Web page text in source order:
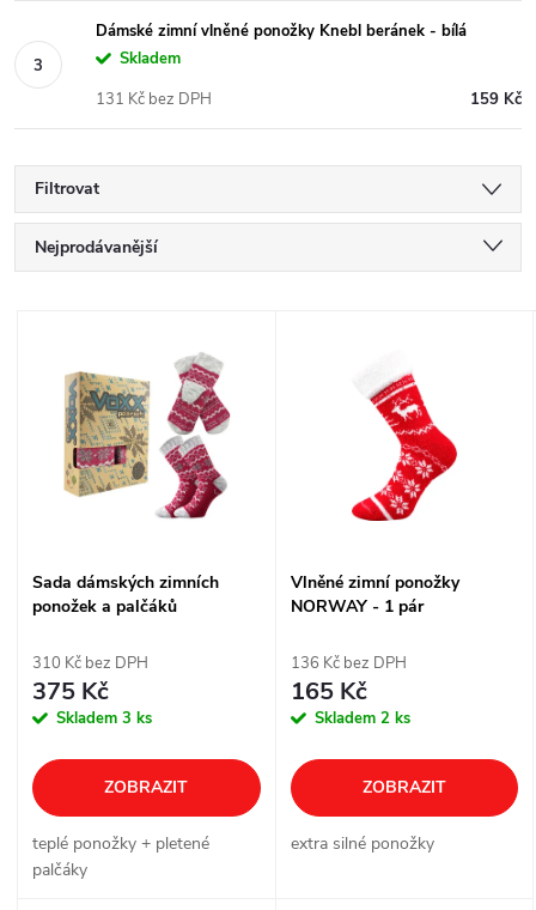
Dámské zimní vlněné ponožky Knebl beránek - bílá
Skladem
159 Kč
131 Kč bez DPH
Filtrovat
Ř
p
o
d
u
Nejprodávanější
Abecedně
s
p
o
d
u
Sada dámských zimních
ponožek a palčáků
310 Kč bez DPH
375 Kč
Skladem 3 ks
ZOBRAZIT
teplé ponožky + pletené
palčáky
Vlněné zimní ponožky
NORWAY - 1 pár
136 Kč bez DPH
165 Kč
Skladem 2 ks
ZOBRAZIT
extra silné ponožky